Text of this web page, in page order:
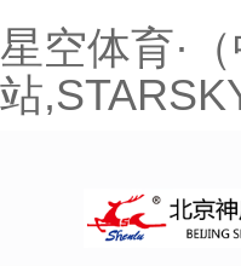
星空体育·
站